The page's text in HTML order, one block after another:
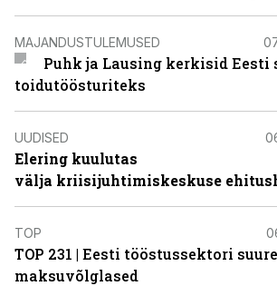
MAJANDUSTULEMUSED
Puhk ja Lausing kerkisid Eesti
toidutöösturiteks
UUDISED
Elering kuulutas
välja kriisijuhtimiskeskuse
TOP
TOP 231 | Eesti tööstussektori
maksuvõlglased